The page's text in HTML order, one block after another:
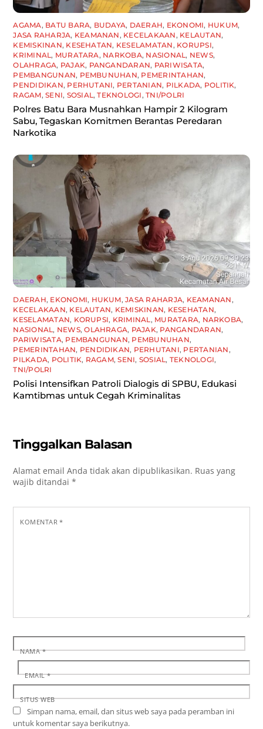
AGAMA, BATU BARA, BUDAYA, DAERAH, EKONOMI, HUKUM,
JASA RAHARJA, KEAMANAN , KECELAKAAN , KELAUTAN,
KEMISKINAN, KESEHATAN, KESELAMATAN , KORUPSI,
KRIMINAL , MURATARA, NARKOBA, NASIONAL , NEWS,
OLAHRAGA, PAJAK, PANGANDARAN, PARIWISATA,
PEMBANGUNAN, PEMBUNUHAN, PEMERINTAHAN,
PENDIDIKAN, PERHUTANI, PERTANIAN, PILKADA, POLITIK,
RAGAM,SENI, SOSIAL ,TEKNOLOGI ,TNI/POLRI
Polres Batu Bara Musnahkan Hampir 2 Kilogram
Sabu, Tegaskan Komitmen Berantas Peredaran
Narkotika
DAERAH, EKONOMI, HUKUM,JASA RAHARJA, KEAMANAN ,
KECELAKAAN, KELAUTAN, KEMISKINAN, KESEHATAN,
KESELAMATAN, KORUPSI, KRIMINAL , MURATARA, NARKOBA,
NASIONAL , NEWS,OLAHRAGA, PAJAK, PANGANDARAN,
PARIWISATA, PEMBANGUNAN, PEMBUNUHAN,
PEMERINTAHAN, PENDIDIKAN, PERHUTANI, PERTANIAN ,
PILKADA, POLITIK, RAGAM,SENI, SOSIAL , TEKNOLOGI,
TNI/POLRI
Polisi Intensifkan Patroli Dialogis di SPBU, Edukasi
Kamtibmas untuk Cegah Kriminalitas
Tinggalkan Balasan
Alamat email Anda tidak akan dipublikasikan. Ruas yang
wajib ditandai*
KOMENTAR*
NAMA*
EMAIL*
SITUS WEB
Simpan nama, email, dan situs web saya pada peramban ini
untuk komentar saya berikutnya.